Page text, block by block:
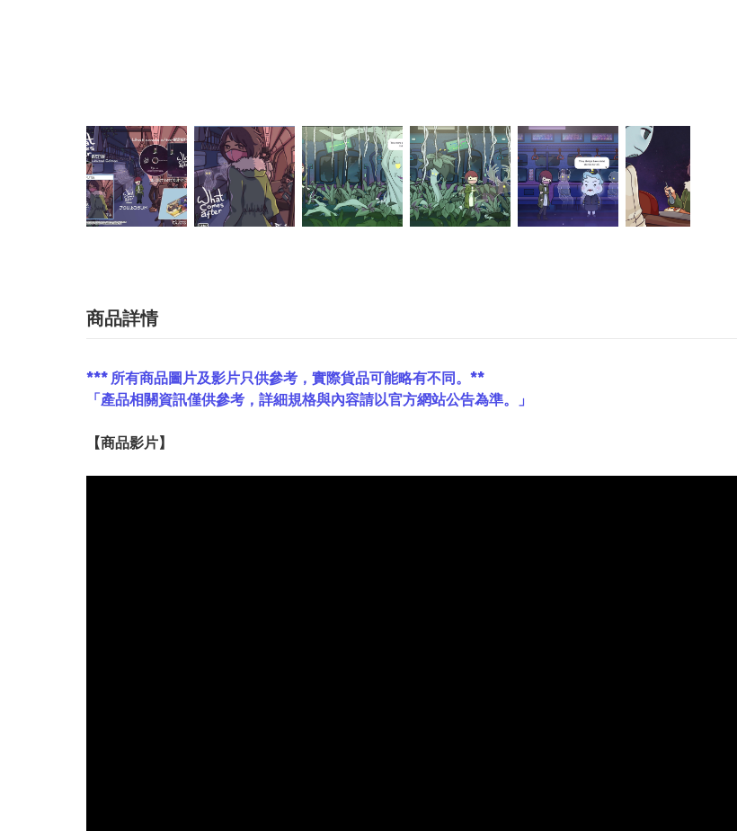
商品詳情
*** 所有商品圖片及影片只供參考，實際貨品可能略有不同。**
「產品相關資訊僅供參考，詳細規格與內容請以官方網站公告為準。」
【商品影片】